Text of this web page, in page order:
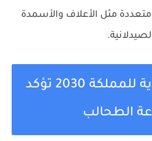
مثل الأعلاف والأسمدة
الرؤية الاقتصادية للمملكة 2030 تؤكد
الطحالب